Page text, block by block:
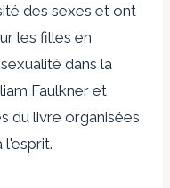
des sexes et ont
les filles en
dans la
Faulkner et
du livre organisées
l'esprit.